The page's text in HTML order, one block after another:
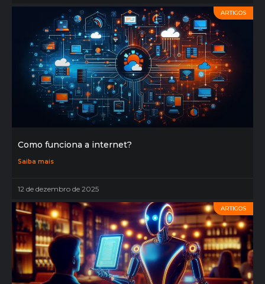
ARTIGOS
Como funciona a internet?
Saiba mais
12 de dezembro de 2025
ARTIGOS